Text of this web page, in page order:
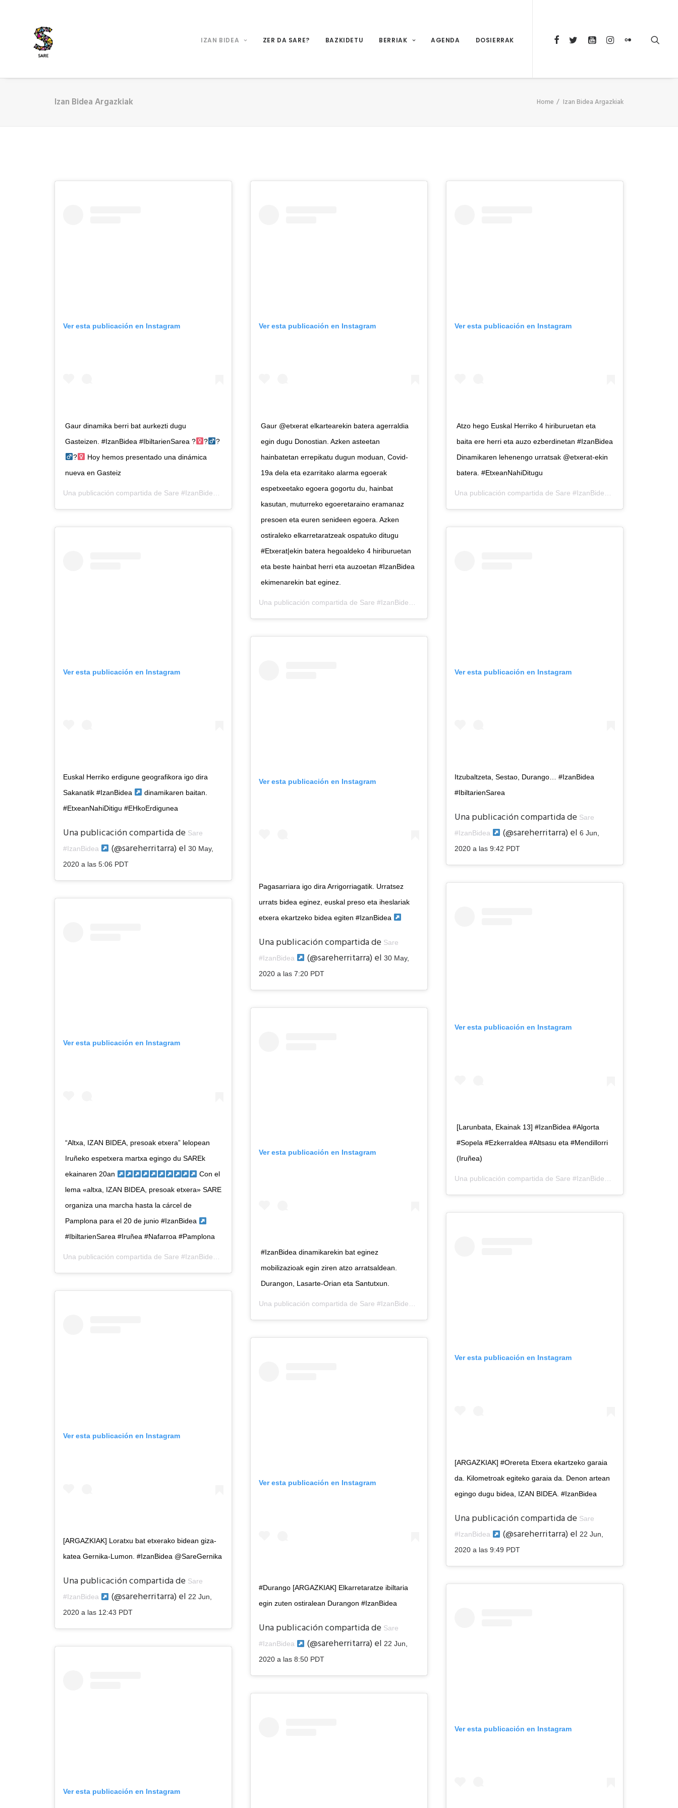
IZAN BIDEA ZER DA SARE? BAZKIDETU BERRIAK AGENDA DOSIERRAK
Izan Bidea Argazkiak Home Izan Bidea Argazkiak
Ver esta publicación en Instagram
Gaur dinamika berri bat aurkezti dugu
Gasteizen. #IzanBidea #IbiltarienSarea ?‍
?‍
?‍
?‍
Hoy hemos presentado una dinámica
nueva en Gasteiz
Una publicación compartida de Sare #IzanBidea (@sareherritarra) el22 May, 2020 a las 3:54 PDT
Ver esta publicación en Instagram
Euskal Herriko erdigune geografikora igo dira
Sakanatik #IzanBidea
dinamikaren baitan.
#EtxeanNahiDitigu #EHkoErdigunea
Una publicación compartida de Sare
#IzanBidea
(@sareherritarra) el 30 May,
2020 a las 5:06 PDT
Ver esta publicación en Instagram
“Altxa, IZAN BIDEA, presoak etxera” lelopean
Iruñeko espetxera martxa egingo du SAREk
ekainaren 20an
Con el
lema «altxa, IZAN BIDEA, presoak etxera» SARE
organiza una marcha hasta la cárcel de
Pamplona para el 20 de junio #IzanBidea
#IbiltarienSarea #Iruñea #Nafarroa #Pamplona
Una publicación compartida de Sare #IzanBidea (@sareherritarra) el9 Jun, 2020 a las 3:57 PDT
Ver esta publicación en Instagram
[ARGAZKIAK] Loratxu bat etxerako bidean giza-
katea Gernika-Lumon. #IzanBidea @SareGernika
Una publicación compartida de Sare
#IzanBidea
(@sareherritarra) el 22 Jun,
2020 a las 12:43 PDT
Ver esta publicación en Instagram
Ver esta publicación en Instagram
Gaur @etxerat elkartearekin batera agerraldia
egin dugu Donostian. Azken asteetan
hainbatetan errepikatu dugun moduan, Covid-
19a dela eta ezarritako alarma egoerak
espetxeetako egoera gogortu du, hainbat
kasutan, muturreko egoeretaraino eramanaz
presoen eta euren senideen egoera. Azken
ostiraleko elkarretaratzeak ospatuko ditugu
#Etxerat|ekin batera hegoaldeko 4 hiriburuetan
eta beste hainbat herri eta auzoetan #IzanBidea
ekimenarekin bat eginez.
Una publicación compartida de Sare #IzanBidea
Ver esta publicación en Instagram
Pagasarriara igo dira Arrigorriagatik. Urratsez
urrats bidea eginez, euskal preso eta iheslariak
etxera ekartzeko bidea egiten #IzanBidea
Una publicación compartida de Sare
#IzanBidea
(@sareherritarra) el 30 May,
2020 a las 7:20 PDT
Ver esta publicación en Instagram
#IzanBidea dinamikarekin bat eginez
mobilizazioak egin ziren atzo arratsaldean.
Durangon, Lasarte-Orian eta Santutxun.
Una publicación compartida de Sare #IzanBidea
Ver esta publicación en Instagram
#Durango [ARGAZKIAK] Elkarretaratze ibiltaria
egin zuten ostiralean Durangon #IzanBidea
Una publicación compartida de Sare
#IzanBidea
(@sareherritarra) el 22 Jun,
2020 a las 8:50 PDT
Ver esta publicación en Instagram
Atzo hego Euskal Herriko 4 hiriburuetan eta
baita ere herri eta auzo ezberdinetan #IzanBidea
Dinamikaren lehenengo urratsak @etxerat-ekin
batera. #EtxeanNahiDitugu
Una publicación compartida de Sare #IzanBidea
Ver esta publicación en Instagram
Itzubaltzeta, Sestao, Durango… #IzanBidea
#IbiltarienSarea
Una publicación compartida de Sare
#IzanBidea
(@sareherritarra) el 6 Jun,
2020 a las 9:42 PDT
Ver esta publicación en Instagram
[Larunbata, Ekainak 13] #IzanBidea #Algorta
#Sopela #Ezkerraldea #Altsasu eta #Mendillorri
(Iruñea)
Una publicación compartida de Sare #IzanBidea
Ver esta publicación en Instagram
[ARGAZKIAK] #Orereta Etxera ekartzeko garaia
da. Kilometroak egiteko garaia da. Denon artean
egingo dugu bidea, IZAN BIDEA. #IzanBidea
Una publicación compartida de Sare
#IzanBidea
(@sareherritarra) el 22 Jun,
2020 a las 9:49 PDT
Ver esta publicación en Instagram